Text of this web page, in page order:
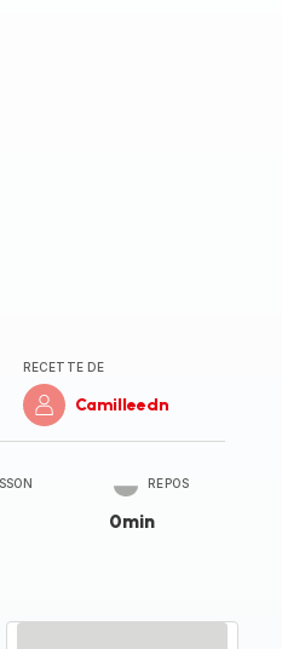
RECETTE DE
Camilleedn
REPOS
0min